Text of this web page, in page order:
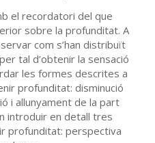
el recordatori del que
sobre la profunditat. A
com s’han distribuït
tal d’obtenir la sensació
les formes descrites a
profunditat: disminució
i allunyament de la part
introduir en detall tres
profunditat: perspectiva